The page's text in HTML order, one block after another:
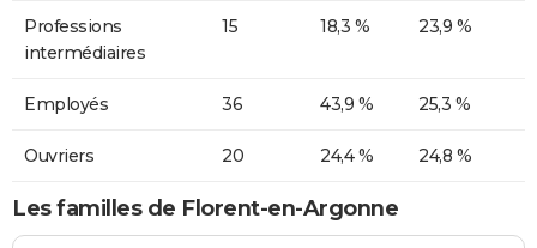
Professions
intermédiaires
15 18,3 % 23,9 %
Employés 36 43,9 % 25,3 %
Ouvriers 20 24,4 % 24,8 %
Les familles de Florent-en-Argonne